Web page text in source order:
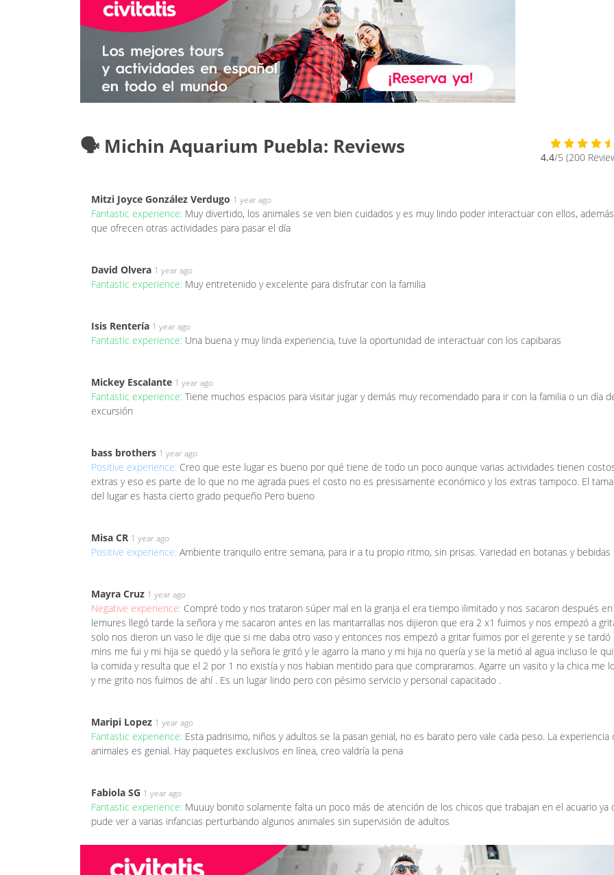
🗣️ Michin Aquarium Puebla: Reviews 4.4/5 (200
Mitzi Joyce González Verdugo 1 year ago
Fantastic experience: Muy divertido, los animales se ven bien cuidados y es muy lindo poder interactuar con ellos,
que ofrecen otras actividades para pasar el día
David Olvera 1 year ago
Fantastic experience: Muy entretenido y excelente para disfrutar con la familia
Isis Rentería 1 year ago
Fantastic experience: Una buena y muy linda experiencia, tuve la oportunidad de interactuar con los capibaras
Mickey Escalante 1 year ago
Fantastic experience: Tiene muchos espacios para visitar jugar y demás muy recomendado para ir con la familia o un día
excursión
bass brothers 1 year ago
Positive experience: Creo que este lugar es bueno por qué tiene de todo un poco aunque varias actividades tienen
extras y eso es parte de lo que no me agrada pues el costo no es presisamente económico y los extras tampoco. El
del lugar es hasta cierto grado pequeño Pero bueno
Misa CR 1 year ago
Positive experience: Ambiente tranquilo entre semana, para ir a tu propio ritmo, sin prisas. Variedad en botanas y bebidas
Mayra Cruz 1 year ago
Negative experience: Compré todo y nos trataron súper mal en la granja el era tiempo ilimitado y nos sacaron después
lemures llegó tarde la señora y me sacaron antes en las mantarrallas nos dijieron que era 2 x1 fuimos y nos empezó a
solo nos dieron un vaso le dije que si me daba otro vaso y entonces nos empezó a gritar fuimos por el gerente y se tardó
mins me fui y mi hija se quedó y la señora le gritó y le agarro la mano y mi hija no quería y se la metió al agua incluso le
la comida y resulta que el 2 por 1 no existía y nos habian mentido para que compraramos. Agarre un vasito y la chica me
y me grito nos fuimos de ahí . Es un lugar lindo pero con pésimo servicio y personal capacitado .
Maripi Lopez 1 year ago
Fantastic experience: Esta padrisimo, niños y adultos se la pasan genial, no es barato pero vale cada peso. La experiencia
animales es genial. Hay paquetes exclusivos en línea, creo valdría la pena
Fabiola SG 1 year ago
Fantastic experience: Muuuy bonito solamente falta un poco más de atención de los chicos que trabajan en el acuario ya
pude ver a varias infancias perturbando algunos animales sin supervisión de adultos